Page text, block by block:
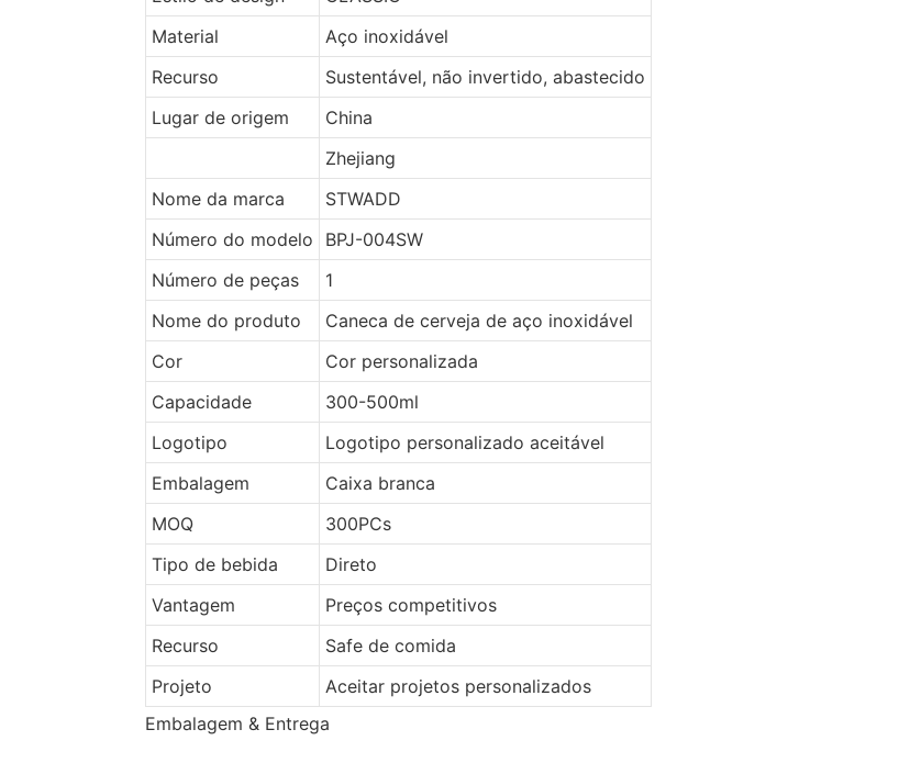
Material
Aço inoxidável
Recurso
Sustentável, não invertido, abastecido
Lugar de origem
China
Zhejiang
Nome da marca
STWADD
Número do modelo
BPJ-004SW
Número de peças
1
Nome do produto
Caneca de cerveja de aço inoxidável
Cor
Cor personalizada
Capacidade
300-500ml
Logotipo
Logotipo personalizado aceitável
Embalagem
Caixa branca
MOQ
300PCs
Tipo de bebida
Direto
Vantagem
Preços competitivos
Recurso
Safe de comida
Projeto
Aceitar projetos personalizados
Embalagem & Entrega